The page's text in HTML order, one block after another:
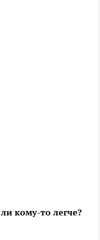
кому-то легче?